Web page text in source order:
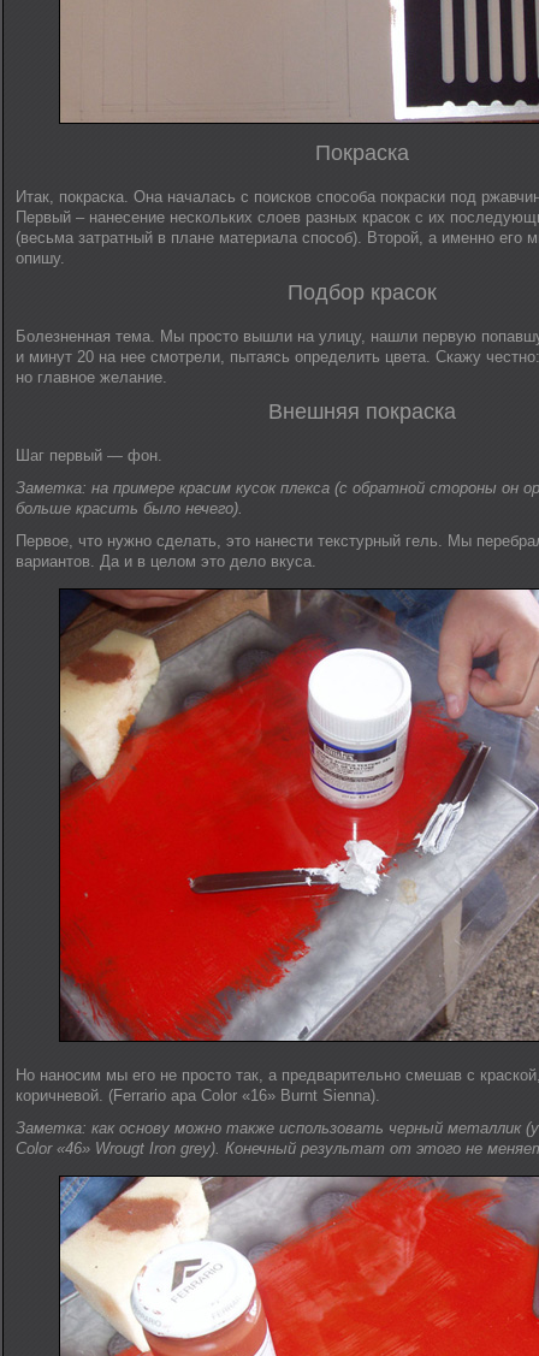
Покраска
Итак, покраска. Она началась с поисков способа покраски под
Первый – нанесение нескольких слоев разных красок с их
(весьма затратный в плане материала способ). Второй, а именно его
опишу.
Подбор красок
Болезненная тема. Мы просто вышли на улицу, нашли первую
и минут 20 на нее смотрели, пытаясь определить цвета. Скажу
но главное желание.
Внешняя покраска
Шаг первый — фон.
Заметка: на примере красим кусок плекса (с обратной стороны он
больше красить было нечего).
Первое, что нужно сделать, это нанести текстурный гель. Мы
вариантов. Да и в целом это дело вкуса.
Но наносим мы его не просто так, а предварительно смешав с
коричневой. (Ferrario apa Color «16» Burnt Sienna).
Заметка: как основу можно также использовать черный металлик
Color «46» Wrougt Iron grey). Конечный результат от этого не